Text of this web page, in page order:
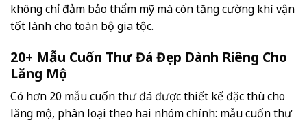
không chỉ đảm bảo thẩm mỹ mà còn tăng cường khí vận
tốt lành cho toàn bộ gia tộc.
20+ Mẫu Cuốn Thư Đá Đẹp Dành Riêng Cho
Lăng Mộ
Có hơn 20 mẫu cuốn thư đá được thiết kế đặc thù cho
lăng mộ, phân loại theo hai nhóm chính: mẫu cuốn thư